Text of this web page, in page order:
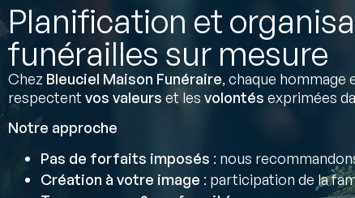
Planification et
funérailles sur mesure
Chez Bleuciel Maison Funéraire, chaque hommage
respectent vos valeurs et les volontés exprimées
Notre approche
Pas de forfaits imposés : nous
Création à votre image : participation de la